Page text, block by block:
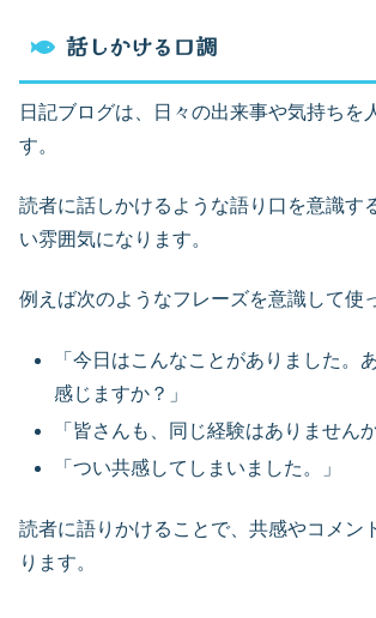
話しかける口調
日記ブログは、日々の出来事や気持ちを
す。
読者に話しかけるような語り口を意識す
い雰囲気になります。
例えば次のようなフレーズを意識して使
「今日はこんなことがありました。
感じますか？」
「皆さんも、同じ経験はありませんか
「つい共感してしまいました。」
読者に語りかけることで、共感やコメン
ります。